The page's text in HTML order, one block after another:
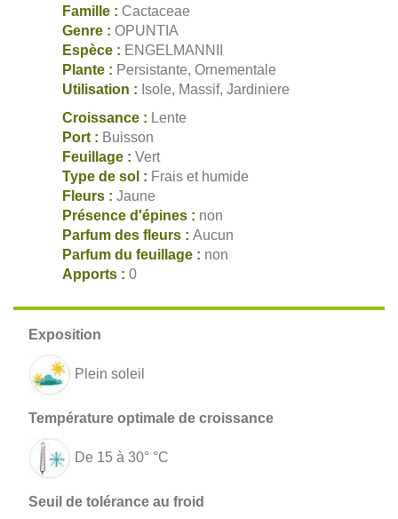
Famille : Cactaceae
Genre : OPUNTIA
Espèce : ENGELMANNII
Plante : Persistante, Ornementale
Utilisation : Isole, Massif, Jardiniere
Croissance : Lente
Port : Buisson
Feuillage : Vert
Type de sol : Frais et humide
Fleurs : Jaune
Présence d'épines : non
Parfum des fleurs : Aucun
Parfum du feuillage : non
Apports : 0
Plein soleil
De 15 à 30° °C